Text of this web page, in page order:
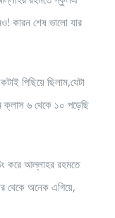
কারন শেষ ভালো যার
পিছিয়ে ছিলাম,যেটা
ক্লাস ৬ থেকে ১০ পড়েছি
করে আল্লাহর রহমতে
থেকে অনেক এগিয়ে,